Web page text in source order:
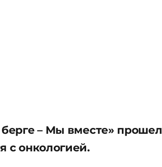
– Мы вместе» прошел
с онкологией.